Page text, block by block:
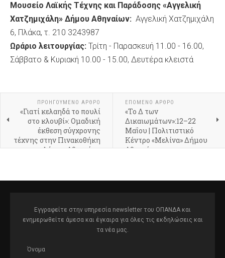
Μουσείο Λαϊκής Τέχνης και Παράδοσης «Αγγελική
Χατζημιχάλη» Δήμου Αθηναίων: Αγγελική Χατζημιχάλη
6, Πλάκα, τ. 210 3243987
Ωράριο λειτουργίας: Τρίτη - Παρασκευή 11.00 - 16.00,
Σάββατο & Κυριακή 10.00 - 15.00, Δευτέρα κλειστά
ΠΡΟΗΓΟΎΜΕΝΟ ΆΡΘΡΟ
«Γιατί κελαηδά το πουλί
στο κλουβί»: Ομαδική
έκθεση σύγχρονης
τέχνης στην Πινακοθήκη
Δήμου Αθηναίων
ΕΠΌΜΕΝΟ ΆΡΘΡΟ
«Το Δ των
Δικαιωμάτων»:12–22
Μαΐου | Πολιτιστικό
Κέντρο «Μελίνα» Δήμου
Αθηναίων
Εγγραφείτε στην υπηρεσία newsletter του ΟΠΑΝΔΑ και
ενημερωθείτε άμεσα και έγκαιρα για όλες τις εκδηλώσεις και
τα νέα μας.